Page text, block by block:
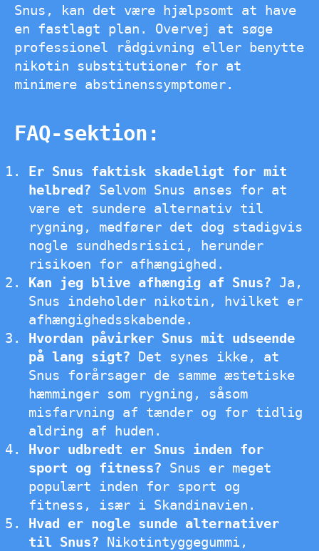
Snus, kan det være hjælpsomt at have
en fastlagt plan. Overvej at søge
professionel rådgivning eller benytte
nikotin substitutioner for at
minimere abstinenssymptomer.
FAQ-sektion:
Er Snus faktisk skadeligt for mit
helbred? Selvom Snus anses for at
være et sundere alternativ til
rygning, medfører det dog stadigvis
nogle sundhedsrisici, herunder
risikoen for afhængighed.
Kan jeg blive afhængig af Snus? Ja,
Snus indeholder nikotin, hvilket er
afhængighedsskabende.
Hvordan påvirker Snus mit udseende
på lang sigt? Det synes ikke, at
Snus forårsager de samme æstetiske
hæmminger som rygning, såsom
misfarvning af tænder og for tidlig
aldring af huden.
Hvor udbredt er Snus inden for
sport og fitness? Snus er meget
populært inden for sport og
fitness, især i Skandinavien.
Hvad er nogle sunde alternativer
til Snus? Nikotintyggegummi,